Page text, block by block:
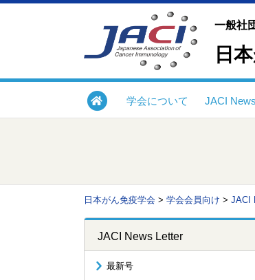
一般社
日
学会について JACI
日本がん免疫学会 > 学会会員向け > JACI
JACI News Letter
最新号